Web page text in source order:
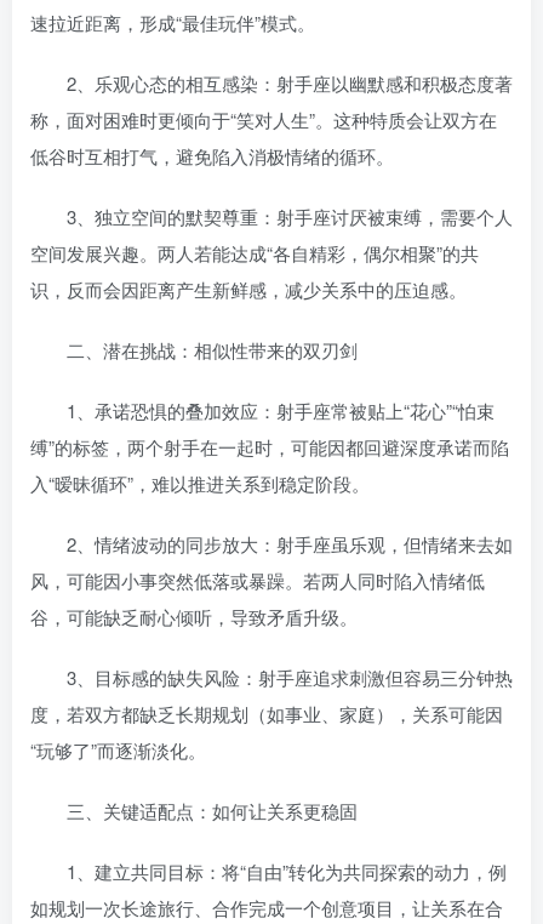
速拉近距离，形成“最佳玩伴”模式。
2、乐观心态的相互感染：射手座以幽默感和积极态度著
称，面对困难时更倾向于“笑对人生”。这种特质会让双方在
低谷时互相打气，避免陷入消极情绪的循环。
3、独立空间的默契尊重：射手座讨厌被束缚，需要个人
空间发展兴趣。两人若能达成“各自精彩，偶尔相聚”的共
识，反而会因距离产生新鲜感，减少关系中的压迫感。
二、潜在挑战：相似性带来的双刃剑
1、承诺恐惧的叠加效应：射手座常被贴上“花心”“怕束
缚”的标签，两个射手在一起时，可能因都回避深度承诺而陷
入“暧昧循环”，难以推进关系到稳定阶段。
2、情绪波动的同步放大：射手座虽乐观，但情绪来去如
风，可能因小事突然低落或暴躁。若两人同时陷入情绪低
谷，可能缺乏耐心倾听，导致矛盾升级。
3、目标感的缺失风险：射手座追求刺激但容易三分钟热
度，若双方都缺乏长期规划（如事业、家庭），关系可能因
“玩够了”而逐渐淡化。
三、关键适配点：如何让关系更稳固
1、建立共同目标：将“自由”转化为共同探索的动力，例
如规划一次长途旅行、合作完成一个创意项目，让关系在合